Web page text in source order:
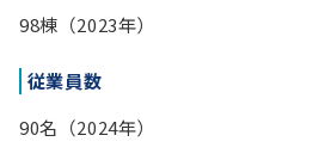
98棟（2023年）
従業員数
90名（2024年）